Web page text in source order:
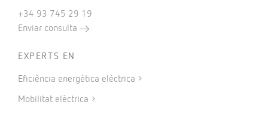
+34 93 745 29 19
Enviar consulta
EXPERTS EN
Eficiència energètica elèctrica
Mobilitat elèctrica